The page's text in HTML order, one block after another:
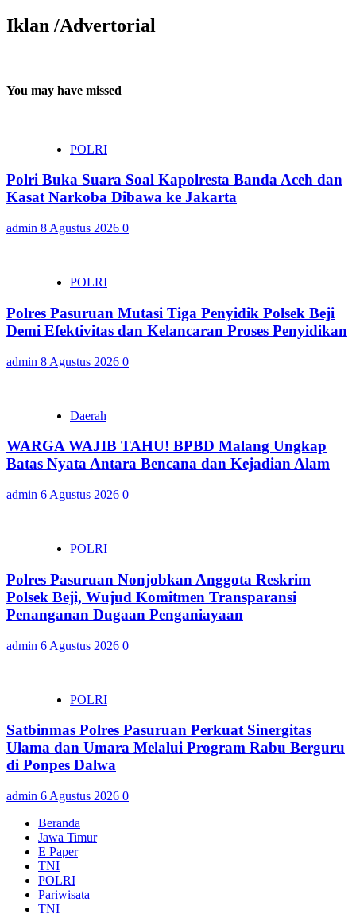
Iklan /Advertorial
You may have missed
POLRI
Polri Buka Suara Soal Kapolresta Banda Aceh dan
Kasat Narkoba Dibawa ke Jakarta
admin 8 Agustus 2026 0
POLRI
Polres Pasuruan Mutasi Tiga Penyidik Polsek Beji
Demi Efektivitas dan Kelancaran Proses Penyidikan
admin 8 Agustus 2026 0
Daerah
WARGA WAJIB TAHU! BPBD Malang Ungkap
Batas Nyata Antara Bencana dan Kejadian Alam
admin 6 Agustus 2026 0
POLRI
Polres Pasuruan Nonjobkan Anggota Reskrim
Polsek Beji, Wujud Komitmen Transparansi
Penanganan Dugaan Penganiayaan
admin 6 Agustus 2026 0
POLRI
Satbinmas Polres Pasuruan Perkuat Sinergitas
Ulama dan Umara Melalui Program Rabu Berguru
di Ponpes Dalwa
admin 6 Agustus 2026 0
Beranda
Jawa Timur
E Paper
TNI
POLRI
Pariwisata
TNI